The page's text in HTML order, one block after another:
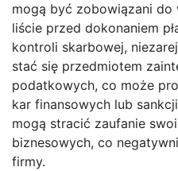
mogą być zobowiązani do
liście przed dokonaniem
kontroli skarbowej,
stać się przedmiotem
podatkowych, co może
kar finansowych lub
mogą stracić zaufanie
biznesowych, co
firmy.